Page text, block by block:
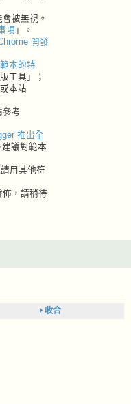
被無視。
項 」。
開發
本的特
工具」；
本站
參考
推出全
議對範本
用其他符
，請稍待
收合